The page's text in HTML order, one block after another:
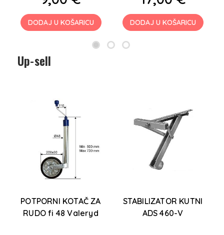
DODAJ U KOŠARICU DODAJ U KOŠARICU
Up-sell
POTPORNI KOTAČ ZA
RUDO fi 48 Valeryd
STABILIZATOR KUTNI
ADS 460-V